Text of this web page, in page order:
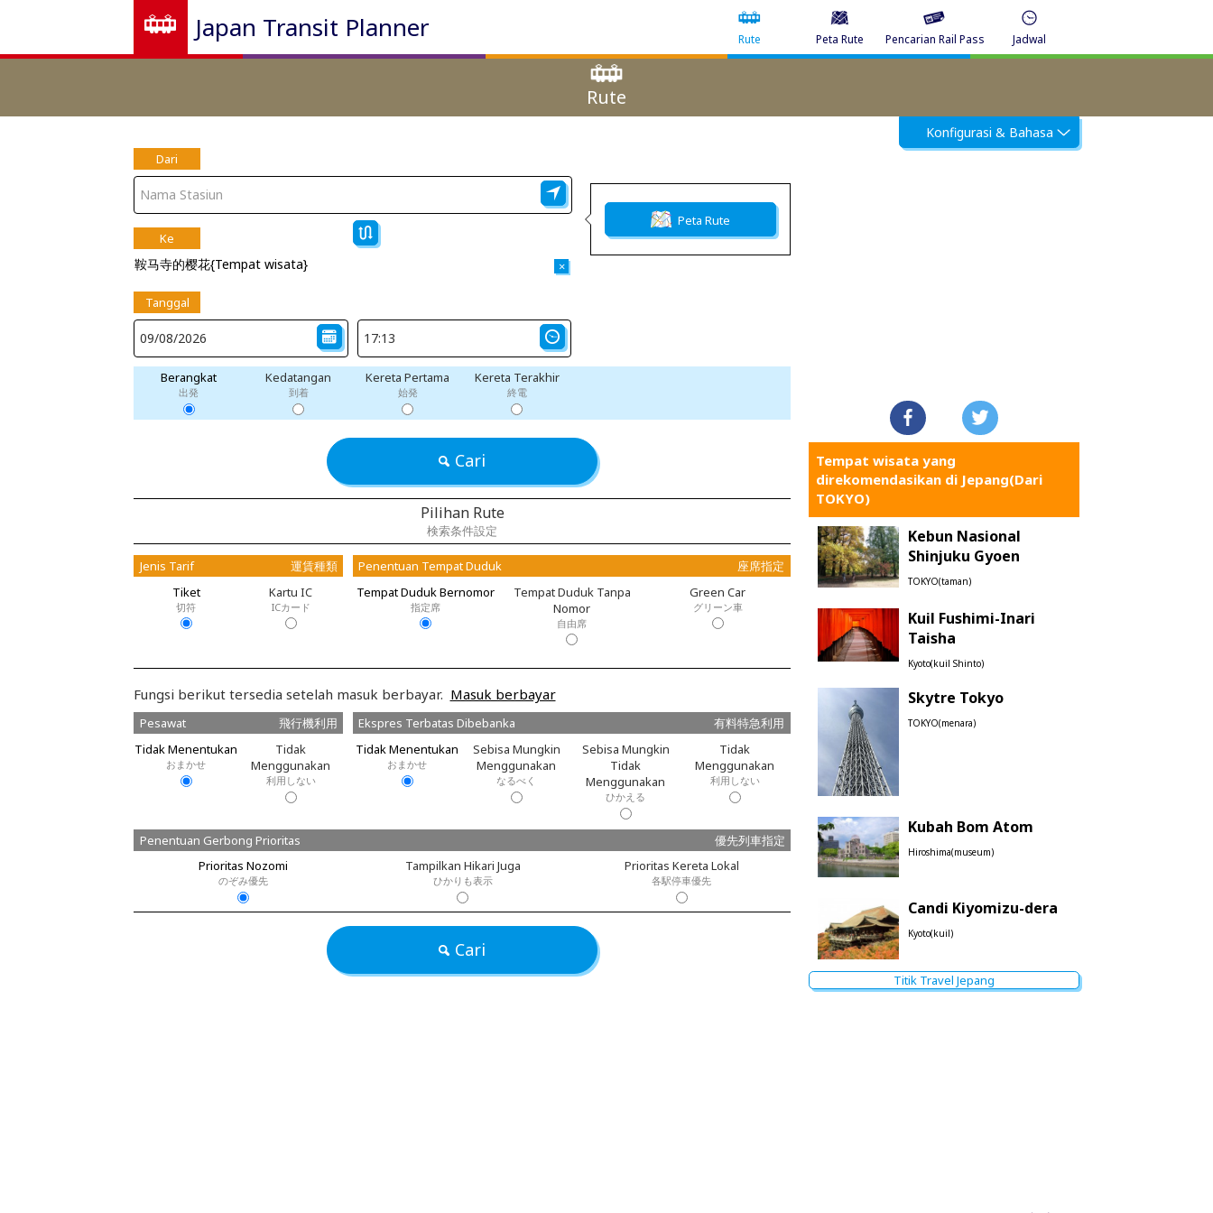
Japan Transit Planner Rute Peta Rute Pencarian Rail Pass Jadwal
Rute
Konfigurasi & Bahasa
Dari
Ke
鞍马寺的樱花{Tempat wisata} ×
Peta Rute
Tanggal
Berangkat
出発
Kedatangan
到着
Kereta Pertama
始発
Kereta Terakhir
終電
Cari
Pilihan Rute
検索条件設定
Jenis Tarif
運賃種類
Tiket
切符
Kartu IC
ICカード
Penentuan Tempat Duduk
座席指定
Tempat Duduk Bernomor
指定席
Tempat Duduk Tanpa
Nomor
自由席
Green Car
グリーン車
Fungsi berikut tersedia setelah masuk berbayar. Masuk berbayar
Pesawat
飛行機利用
Tidak Menentukan
おまかせ
Tidak
Menggunakan
利用しない
Ekspres Terbatas Dibebanka
有料特急利用
Tidak Menentukan
おまかせ
Sebisa Mungkin
Menggunakan
なるべく
Sebisa Mungkin
Tidak
Menggunakan
ひかえる
Tidak
Menggunakan
利用しない
Penentuan Gerbong Prioritas
優先列車指定
Prioritas Nozomi
のぞみ優先
Tampilkan Hikari Juga
ひかりも表示
Prioritas Kereta Lokal
各駅停車優先
Cari
Tempat wisata yang
direkomendasikan di Jepang(Dari
TOKYO)
Kebun Nasional
Shinjuku Gyoen
TOKYO(taman)
Kuil Fushimi-Inari
Taisha
Kyoto(kuil Shinto)
Skytre Tokyo
TOKYO(menara)
Kubah Bom Atom
Hiroshima(museum)
Candi Kiyomizu-dera
Kyoto(kuil)
Titik Travel Jepang